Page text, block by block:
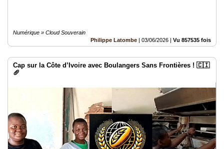
Numérique » Cloud Souverain
Philippe Latombe | 03/06/2026 | Vu 857535 fois
Cap sur la Côte d’Ivoire avec Boulangers Sans Frontières ! 🇨🇮
🥖